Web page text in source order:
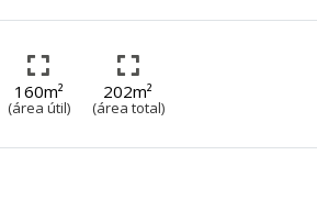
160m²
(área útil)
202m²
(área total)